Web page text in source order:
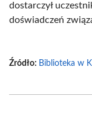
dostarczył
doświadczeń
Źródło: Biblioteka w